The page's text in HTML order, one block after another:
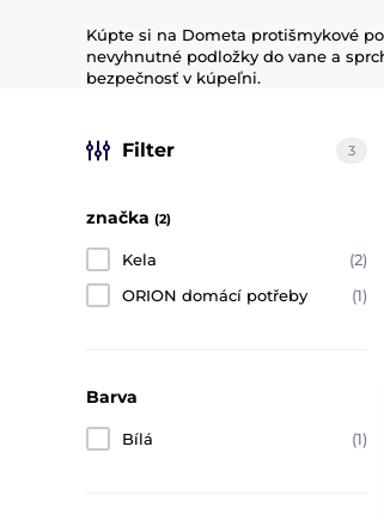
Kúpte si na Dometa protišmykové
nevyhnutné podložky do vane a
bezpečnosť v kúpeľni.
Filter 3
značka (2)
Kela
(2)
ORION domácí potřeby
(1)
Barva
Bílá (1)